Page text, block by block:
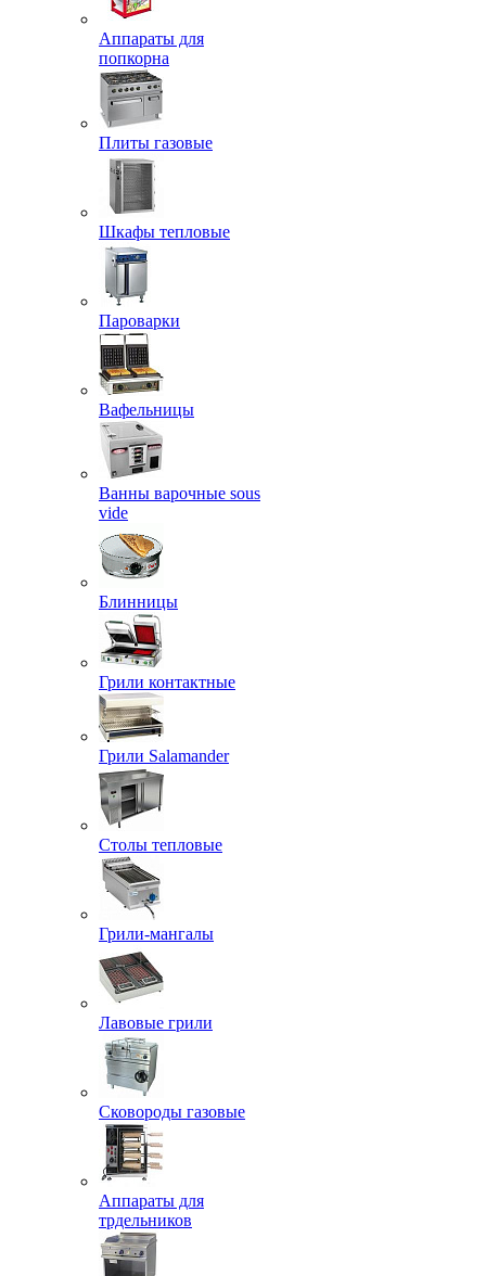
Аппараты для
попкорна
Плиты газовые
Шкафы тепловые
Пароварки
Вафельницы
Ванны варочные sous
vide
Блинницы
Грили контактные
Грили Salamander
Столы тепловые
Грили-мангалы
Лавовые грили
Сковороды газовые
Аппараты для
трдельников